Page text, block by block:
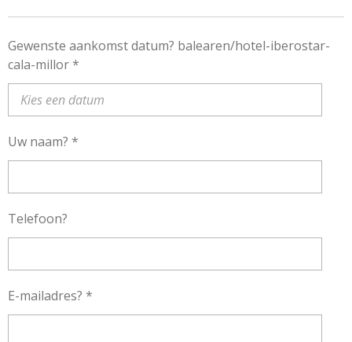
Gewenste aankomst datum? balearen/hotel-iberostar-
cala-millor *
Uw naam? *
Telefoon?
E-mailadres? *